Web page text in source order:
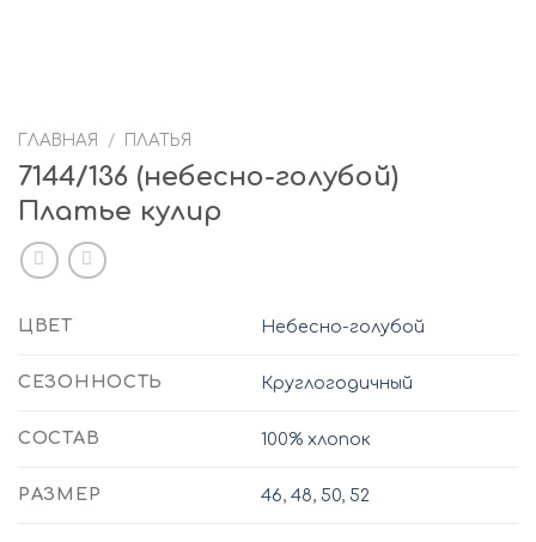
ГЛАВНАЯ / ПЛАТЬЯ
7144/136 (небесно-голубой)
Платье кулир
ЦВЕТ Небесно-голубой
СЕЗОННОСТЬ Круглогодичный
СОСТАВ 100% хлопок
РАЗМЕР 46,48, 50, 52